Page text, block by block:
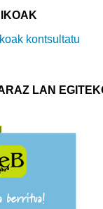
kontsultatu
LAN